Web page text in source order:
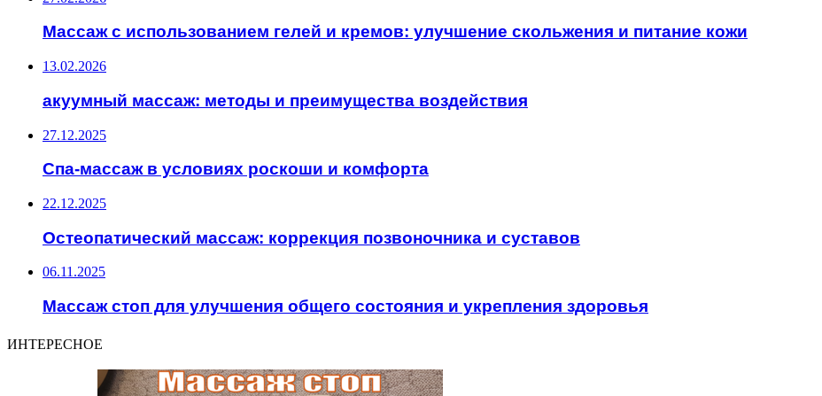
Массаж с использованием гелей и кремов: улучшение скольжения и питание кожи
13.02.2026
акуумный массаж: методы и преимущества воздействия
27.12.2025
Спа-массаж в условиях роскоши и комфорта
22.12.2025
Остеопатический массаж: коррекция позвоночника и суставов
06.11.2025
Массаж стоп для улучшения общего состояния и укрепления здоровья
ИНТЕРЕСНОЕ